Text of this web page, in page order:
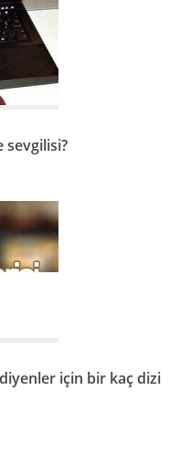
sevgilisi?
için bir kaç dizi